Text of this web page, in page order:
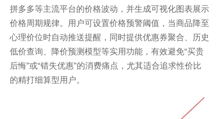
拼多多等主流平台的价格波动，并生成可视化图表展示
价格周期规律。用户可设置价格预警阈值，当商品降至
心理价位时自动推送提醒，同时提供优惠券聚合、历史
低价查询、降价预测模型等实用功能，有效避免“买贵
后悔”或“错失优惠”的消费痛点，尤其适合追求性价比
的精打细算型用户。